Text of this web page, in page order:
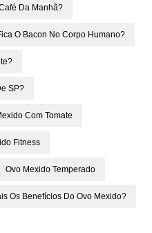
Da Manhã?
O Bacon No Corpo Humano?
SP?
Com Tomate
Fitness
Ovo Mexido Temperado
Os Benefícios Do Ovo Mexido?